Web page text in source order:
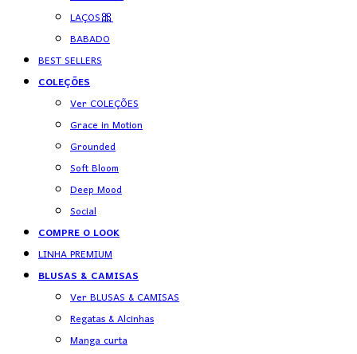
LAÇOS🎀
BABADO
BEST SELLERS
COLEÇÕES
Ver COLEÇÕES
Grace in Motion
Grounded
Soft Bloom
Deep Mood
Social
COMPRE O LOOK
LINHA PREMIUM
BLUSAS & CAMISAS
Ver BLUSAS & CAMISAS
Regatas & Alcinhas
Manga curta